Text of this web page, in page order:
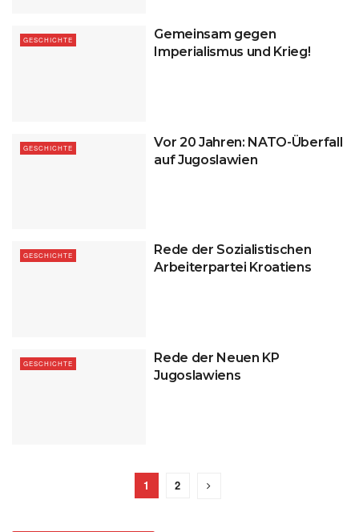
GESCHICHTE
Gemeinsam gegen
Imperialismus und Krieg!
GESCHICHTE
Vor 20 Jahren: NATO-Überfall
auf Jugoslawien
GESCHICHTE
Rede der Sozialistischen
Arbeiterpartei Kroatiens
GESCHICHTE
Rede der Neuen KP
Jugoslawiens
1 2